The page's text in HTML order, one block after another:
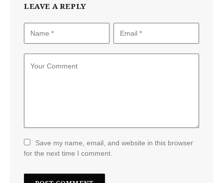
LEAVE A REPLY
Save my name, email, and website in this browser
for the next time I comment.